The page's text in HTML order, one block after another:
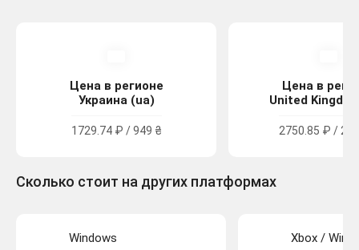
Цена в регионе
Украина (ua)
1729.74 ₽ / 949 ₴
Цена в
United
2750.85 ₽ /
Сколько стоит на других платформах
Windows Xbox /